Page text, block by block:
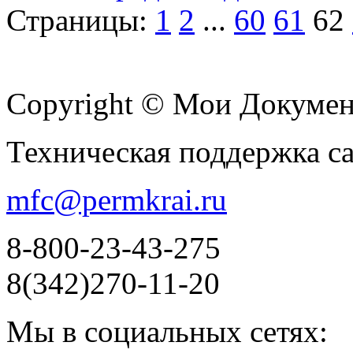
Страницы: 1 2 ... 60 61 62
Copyright © Мои
Техническая поддержка
mfc@permkrai.ru
8-800-23-43-275
8(342)270-11-20
Мы в социальных сетях: